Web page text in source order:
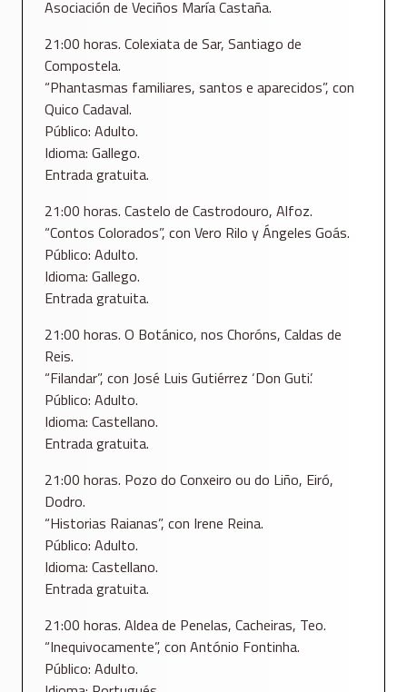
Asociación de Veciños María Castaña.
21:00 horas. Colexiata de Sar, Santiago de
Compostela.
“Phantasmas familiares, santos e aparecidos”, con
Quico Cadaval.
Público: Adulto.
Idioma: Gallego.
Entrada gratuita.
21:00 horas. Castelo de Castrodouro, Alfoz.
“Contos Colorados”, con Vero Rilo y Ángeles Goás.
Público: Adulto.
Idioma: Gallego.
Entrada gratuita.
21:00 horas. O Botánico, nos Choróns, Caldas de
Reis.
“Filandar”, con José Luis Gutiérrez ‘Don Guti’.
Público: Adulto.
Idioma: Castellano.
Entrada gratuita.
21:00 horas. Pozo do Conxeiro ou do Liño, Eiró,
Dodro.
“Historias Raianas”, con Irene Reina.
Público: Adulto.
Idioma: Castellano.
Entrada gratuita.
21:00 horas. Aldea de Penelas, Cacheiras, Teo.
“Inequivocamente”, con António Fontinha.
Público: Adulto.